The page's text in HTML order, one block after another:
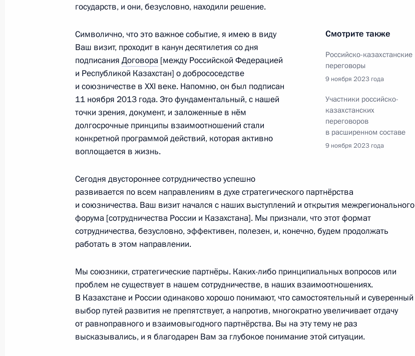
составе
9 ноября 2023 года, 13:30
Начало российско-казахстанских переговоров в узком составе
9 ноября 2023 года, 12:15
Форум межрегионального сотрудничества России и Казахстана
9 ноября 2023 года, 11:45
Интервью газете «Казахстанская правда»
8 ноября 2023 года, 00:00
9 ноября Владимир Путин посетит Казахстан с официальным
визитом
7 ноября 2023 года, 12:00
государств, и они, безусловно, находили решение.
Смотрите также
Российско-казахстанские
переговоры
9 ноября 2023 года
Участники российско-
казахстанских
переговоров
в расширенном составе
9 ноября 2023 года
Символично, что это важное событие, я имею в виду
Ваш визит, проходит в канун десятилетия со дня
подписания Договора [между Российской Федерацией
и Республикой Казахстан] о добрососедстве
и союзничестве в XXI веке. Напомню, он был подписан
11 ноября 2013 года. Это фундаментальный, с нашей
точки зрения, документ, и заложенные в нём
долгосрочные принципы взаимоотношений стали
конкретной программой действий, которая активно
воплощается в жизнь.
Сегодня двустороннее сотрудничество успешно
развивается по всем направлениям в духе стратегического партнёрства
и союзничества. Ваш визит начался с наших выступлений и открытия межрегионального
форума [сотрудничества России и Казахстана]. Мы признали, что этот формат
сотрудничества, безусловно, эффективен, полезен, и, конечно, будем продолжать
работать в этом направлении.
Мы союзники, стратегические партнёры. Каких-либо принципиальных вопросов или
проблем не существует в нашем сотрудничестве, в наших взаимоотношениях.
В Казахстане и России одинаково хорошо понимают, что самостоятельный и суверенный
выбор путей развития не препятствует, а напротив, многократно увеличивает отдачу
от равноправного и взаимовыгодного партнёрства. Вы на эту тему не раз
высказывались, и я благодарен Вам за глубокое понимание этой ситуации.